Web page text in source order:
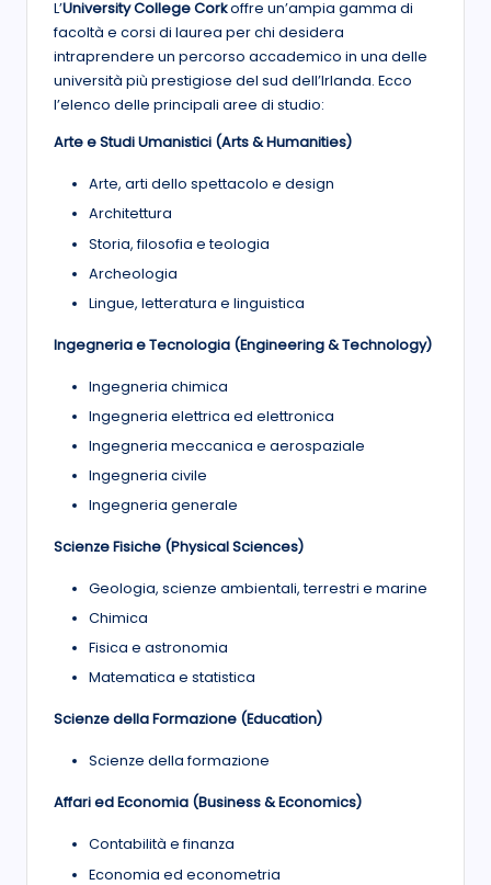
L’University College Corkoffre un’ampia gamma di
facoltà e corsi di laurea per chi desidera
intraprendere un percorso accademico in una delle
università più prestigiose del sud dell’Irlanda. Ecco
l’elenco delle principali aree di studio:
Arte e Studi Umanistici (Arts & Humanities)
Arte, arti dello spettacolo e design
Architettura
Storia, filosofia e teologia
Archeologia
Lingue, letteratura e linguistica
Ingegneria e Tecnologia (Engineering & Technology)
Ingegneria chimica
Ingegneria elettrica ed elettronica
Ingegneria meccanica e aerospaziale
Ingegneria civile
Ingegneria generale
Scienze Fisiche (Physical Sciences)
Geologia, scienze ambientali, terrestri e marine
Chimica
Fisica e astronomia
Matematica e statistica
Scienze della Formazione (Education)
Scienze della formazione
Affari ed Economia (Business & Economics)
Contabilità e finanza
Economia ed econometria